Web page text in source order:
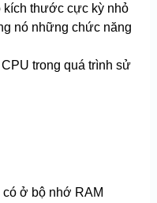
kích thước cực kỳ nhỏ
nó những chức năng
trong quá trình sử
ở bộ nhớ RAM